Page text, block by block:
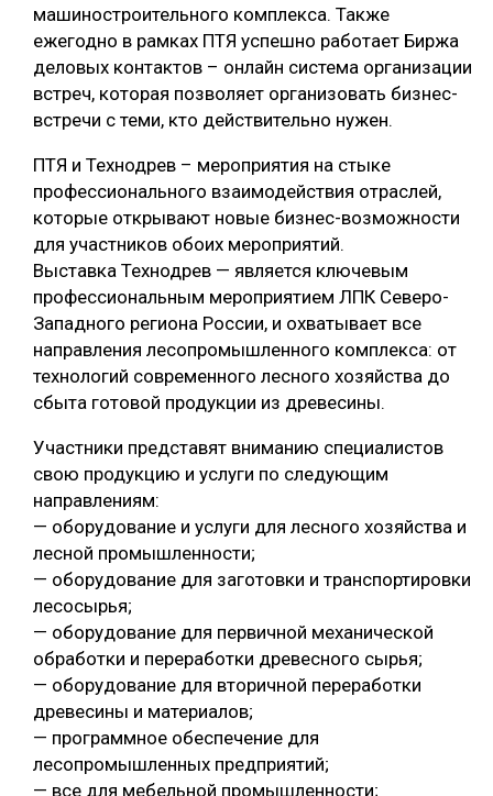
СОРТИРОВКА ДРЕВЕСИНЫ
СУШКА ДРЕВЕСИНЫ
МЕБЕЛЬНОЕ ПРОИЗВОДСТВО
машиностроительного комплекса. Также
ежегодно в рамках ПТЯ успешно работает Биржа
деловых контактов – онлайн система организации
встреч, которая позволяет организовать бизнес-
встречи с теми, кто действительно нужен.
ПТЯ и Технодрев – мероприятия на стыке
профессионального взаимодействия отраслей,
которые открывают новые бизнес-возможности
для участников обоих мероприятий.
Выставка Технодрев — является ключевым
профессиональным мероприятием ЛПК Северо-
Западного региона России, и охватывает все
направления лесопромышленного комплекса: от
технологий современного лесного хозяйства до
сбыта готовой продукции из древесины.
Участники представят вниманию специалистов
свою продукцию и услуги по следующим
направлениям:
— оборудование и услуги для лесного хозяйства и
лесной промышленности;
— оборудование для заготовки и транспортировки
лесосырья;
— оборудование для первичной механической
обработки и переработки древесного сырья;
— оборудование для вторичной переработки
древесины и материалов;
— программное обеспечение для
лесопромышленных предприятий;
— все для мебельной промышленности;